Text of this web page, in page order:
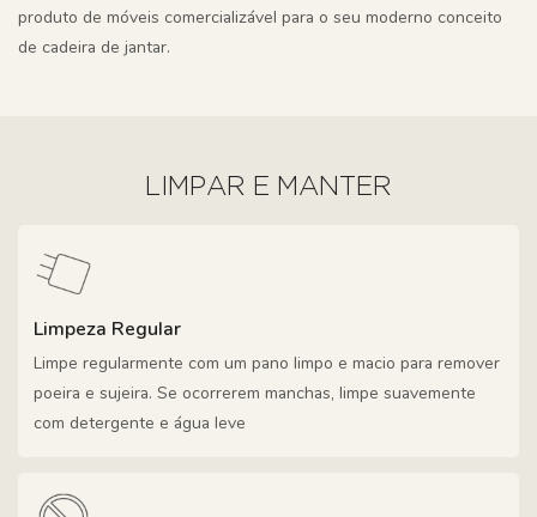
produto de móveis comercializável para o seu moderno conceito
de cadeira de jantar.
LIMPAR E MANTER
Limpeza Regular
Limpe regularmente com um pano limpo e macio para remover
poeira e sujeira. Se ocorrerem manchas, limpe suavemente
com detergente e água leve